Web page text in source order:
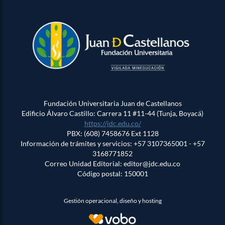
Fundación Universitaria Juan de Castellanos
Edificio Álvaro Castillo: Carrera 11 #11-44 (Tunja, Boyacá)
https://jdc.edu.co/
PBX: (608) 7458676 Ext 1128
Información de trámites y servicios: +57 3107365001 - +57
3168771852
Correo Unidad Editorial: editor@jdc.edu.co
Código postal: 150001
Gestión operacional, diseño y hosting